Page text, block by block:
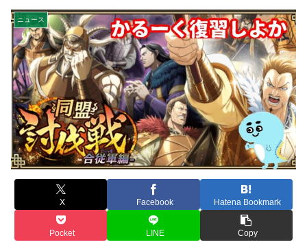
ニュース
X Facebook Hatena Bookmark
Pocket LINE Copy